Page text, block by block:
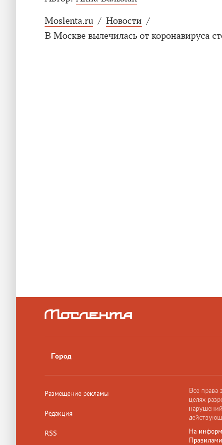
Moslenta.ru / Новости /
В Москве вылечилась от коронавируса
Город
Размещение рекламы
Редакция
RSS
Все права
целях
На
Правилами